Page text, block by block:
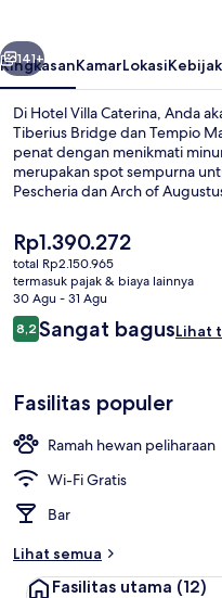
Berikutnya
141+
RingkasanKamarLokasi
Di Hotel Villa Caterina, Anda
Tiberius Bridge dan Tempio
penat dengan menikmati
merupakan spot sempurna
Pescheria dan Arch of
Harga
saat
ini
Rp1.390.272
Rp1.390.272
total Rp2.150.965
termasuk pajak & biaya lainnya
30 Agu - 31 Agu
Ulasan
8,28,2 dari 10
Sangat bagusLihat
Fasilitas populer
Ramah hewan peliharaan
Wi-Fi Gratis
Bar
Lihat semua
Fasilitas utama (12)